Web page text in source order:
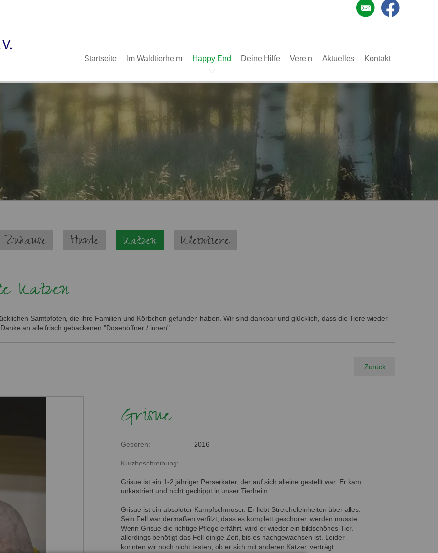
Navigation
überspringen
Startseite Im Waldtierheim Happy End Deine Hilfe Verein Aktuelles Kontakt
Hunde Katzen Kleintiere
Katzen
Samtpfoten, die ihre Familien und Körbchen gefunden haben. Wir sind dankbar und glücklich, dass die Tiere wieder
an alle frisch gebackenen "Dosenöffner / innen".
Zurück
Grisue
Geboren: 2016
Kurzbeschreibung:
Grisue ist ein 1-2 jähriger Perserkater, der auf sich alleine gestellt war. Er kam
unkastriert und nicht gechippt in unser Tierheim.
Grisue ist ein absoluter Kampfschmuser. Er liebt Streicheleinheiten über alles.
Sein Fell war dermaßen verfilzt, dass es komplett geschoren werden musste.
Wenn Grisue die richtige Pflege erfährt, wird er wieder ein bildschönes Tier,
allerdings benötigt das Fell einige Zeit, bis es nachgewachsen ist. Leider
konnten wir noch nicht testen, ob er sich mit anderen Katzen verträgt.